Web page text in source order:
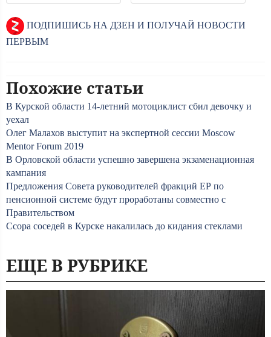
ПОДПИШИСЬ НА ДЗЕН И ПОЛУЧАЙ НОВОСТИ
ПЕРВЫМ
Похожие статьи
В Курской области 14-летний мотоциклист сбил девочку и
уехал
Олег Малахов выступит на экспертной сессии Moscow
Mentor Forum 2019
В Орловской области успешно завершена экзаменационная
кампания
Предложения Совета руководителей фракций ЕР по
пенсионной системе будут проработаны совместно с
Правительством
Ссора соседей в Курске накалилась до кидания стеклами
ЕЩЕ В РУБРИКЕ